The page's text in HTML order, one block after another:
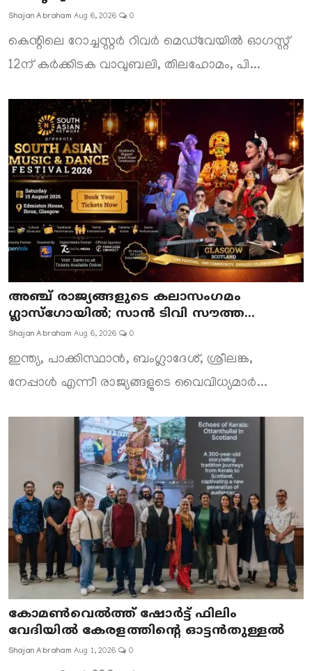
Shajan Abraham Aug 6, 2026 0
കെന്റിലെ റോച്ചസ്റ്റർ റിവർ മെഡ്‍വേയിൽ ഓഗസ്റ്റ്
12ന് കർക്കിടക വാവുബലി, തിലഹോമം, പി...
അഞ്ച് രാജ്യങ്ങളുടെ കലാസംഗമം
ഗ്ലാസ്ഗോയിൽ; സാൻ ടിവി സൗത്ത...
Shajan Abraham Aug 6, 2026 0
ഇന്ത്യ, പാക്കിസ്ഥാൻ, ബംഗ്ലാദേശ്, ശ്രീലങ്ക,
നേപ്പാൾ എന്നീ രാജ്യങ്ങളുടെ വൈവിധ്യമാർ...
കോമൺവെൽത്ത് ഷോർട്ട് ഫിലിം
വേദിയിൽ കേരളത്തിന്റെ ഓട്ടൻതുള്ളൽ
Shajan Abraham Aug 1, 2026 0